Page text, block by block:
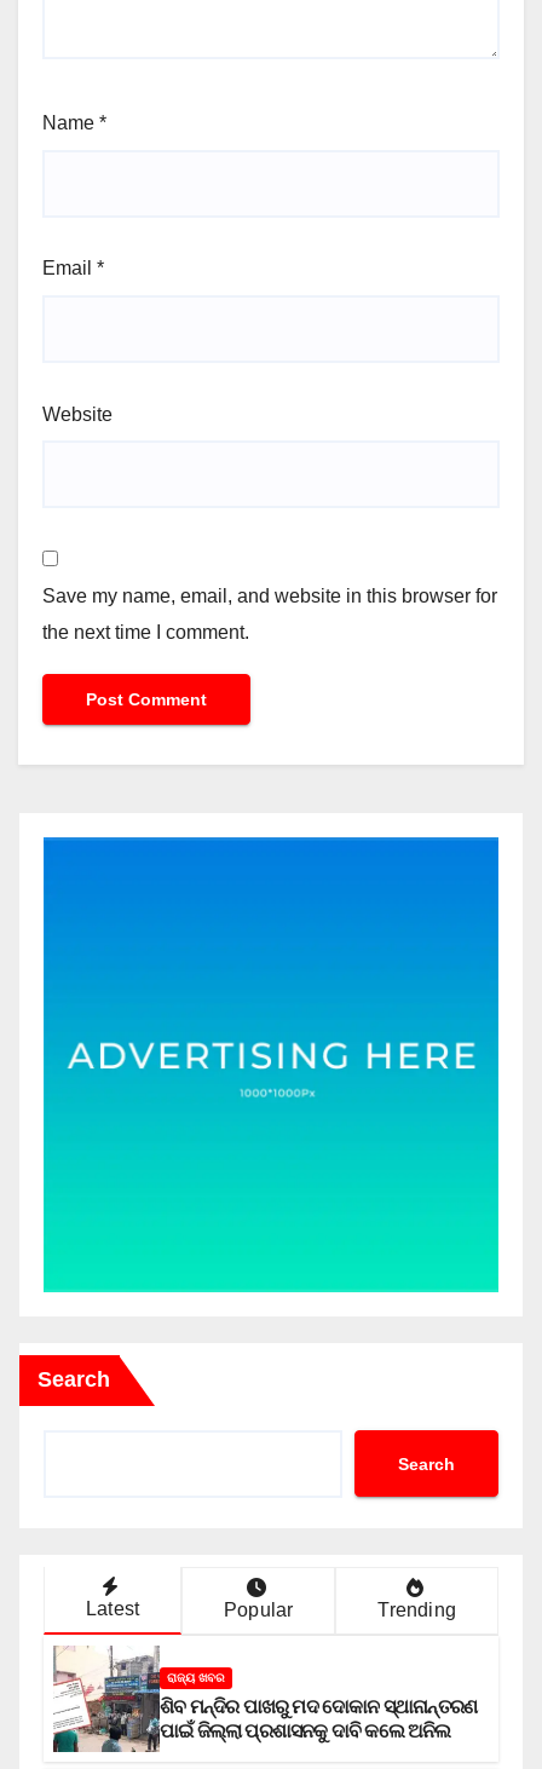
Name *
Email *
Website
Save my name, email, and website in this browser for
the next time I comment.
Search
Search
Latest Popular Trending
ରାଜ୍ୟ ଖବର
ଶିବ ମନ୍ଦିର ପାଖରୁ ମଦ ଦୋକାନ ସ୍ଥାନାନ୍ତରଣ
ପାଇଁ ଜିଲ୍ଲା ପ୍ରଶାସନକୁ ଦାବି କଲେ ଅନିଲ